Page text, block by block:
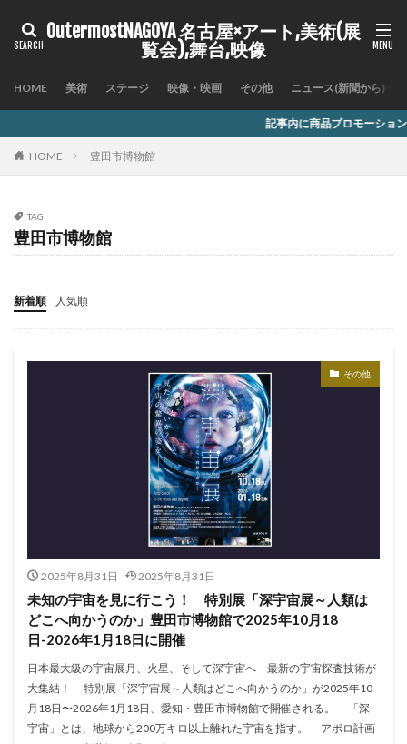
OutermostNAGOYA 名古屋×アート,美術(展
覧会),舞台,映像
HOME 美術 ステージ 映像・映画 その他 ニュース(新聞から)
記事内に商品プロモーションを含む場合があります
HOME 豊田市博物館
TAG
豊田市博物館
新着順 人気順
その他
2025年8月31日 2025年8月31日
未知の宇宙を見に行こう！ 特別展「深宇宙展～人類は
どこへ向かうのか」豊田市博物館で2025年10月18
日-2026年1月18日に開催
日本最大級の宇宙展月、火星、そして深宇宙へ―最新の宇宙探査技術が
大集結！ 特別展「深宇宙展～人類はどこへ向かうのか」が2025年10
月18日〜2026年1月18日、愛知・豊田市博物館で開催される。 「深
宇宙」とは、地球から200万キロ以上離れた宇宙を指す。 アポロ計画